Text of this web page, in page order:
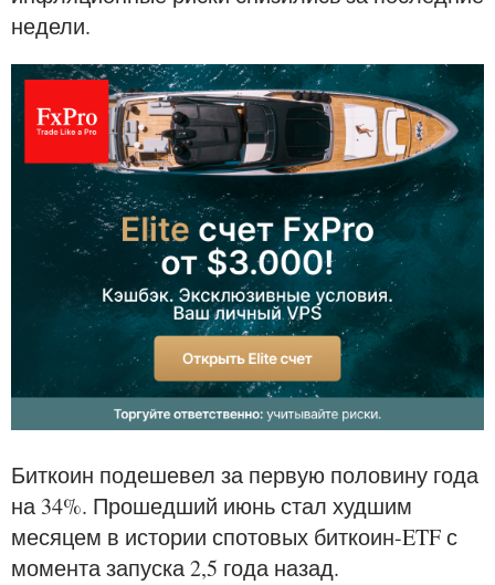
недели.
Биткоин подешевел за первую половину года
на 34%. Прошедший июнь стал худшим
месяцем в истории спотовых биткоин-ETF с
момента запуска 2,5 года назад.